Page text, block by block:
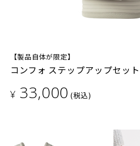
【製品自体が限定】
コンフォ ステップアップセット
¥ 33,000 (税込)